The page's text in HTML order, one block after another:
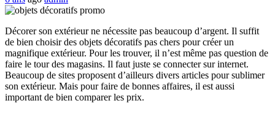
Décorer son extérieur ne nécessite pas beaucoup d’argent. Il suffit
de bien choisir des objets décoratifs pas chers pour créer un
magnifique extérieur. Pour les trouver, il n’est même pas question de
faire le tour des magasins. Il faut juste se connecter sur internet.
Beaucoup de sites proposent d’ailleurs divers articles pour sublimer
son extérieur. Mais pour faire de bonnes affaires, il est aussi
important de bien comparer les prix.